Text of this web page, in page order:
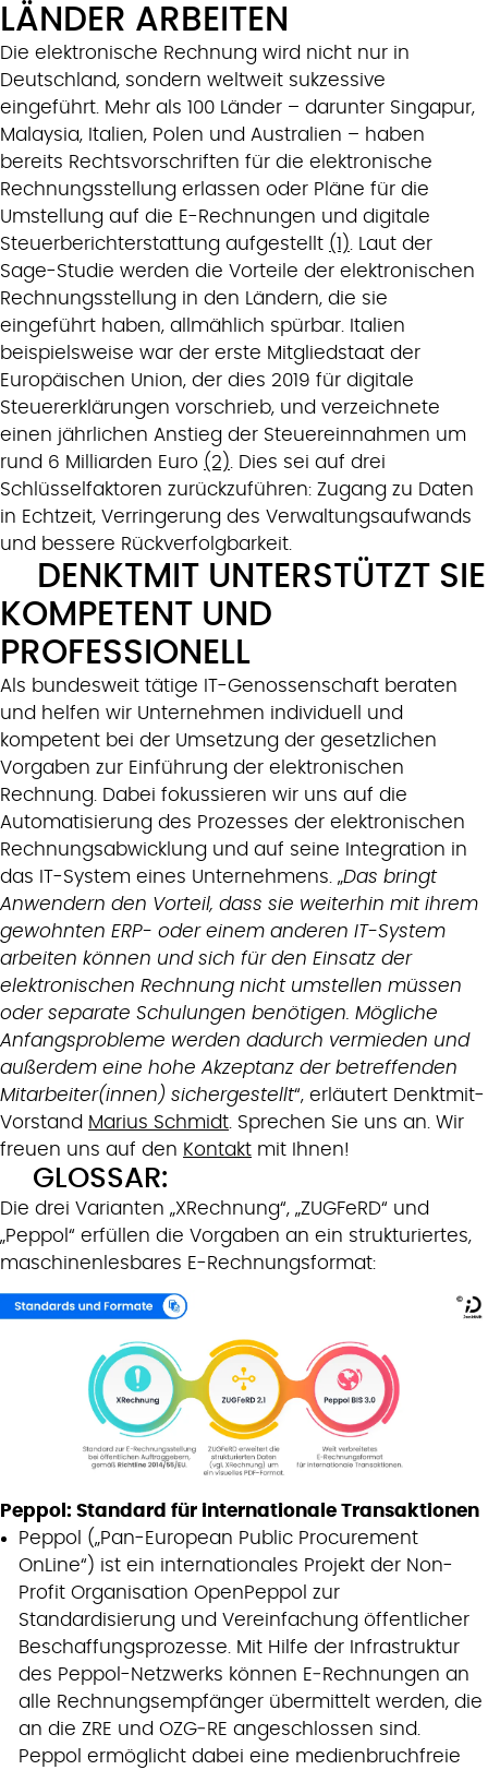
LÄNDER ARBEITEN
Die elektronische Rechnung wird nicht nur in
Deutschland, sondern weltweit sukzessive
eingeführt. Mehr als 100 Länder – darunter Singapur,
Malaysia, Italien, Polen und Australien – haben
bereits Rechtsvorschriften für die elektronische
Rechnungsstellung erlassen oder Pläne für die
Umstellung auf die E-Rechnungen und digitale
Steuerberichterstattung aufgestellt (1) . Laut der
Sage-Studie werden die Vorteile der elektronischen
Rechnungsstellung in den Ländern, die sie
eingeführt haben, allmählich spürbar. Italien
beispielsweise war der erste Mitgliedstaat der
Europäischen Union, der dies 2019 für digitale
Steuererklärungen vorschrieb, und verzeichnete
einen jährlichen Anstieg der Steuereinnahmen um
rund 6 Milliarden Euro (2) . Dies sei auf drei
Schlüsselfaktoren zurückzuführen: Zugang zu Daten
in Echtzeit, Verringerung des Verwaltungsaufwands
und bessere Rückverfolgbarkeit.
DENKTMIT UNTERSTÜTZT SIE
KOMPETENT UND
PROFESSIONELL
Als bundesweit tätige IT-Genossenschaft beraten
und helfen wir Unternehmen individuell und
kompetent bei der Umsetzung der gesetzlichen
Vorgaben zur Einführung der elektronischen
Rechnung. Dabei fokussieren wir uns auf die
Automatisierung des Prozesses der elektronischen
Rechnungsabwicklung und auf seine Integration in
das IT-System eines Unternehmens. „Das bringt
Anwendern den Vorteil, dass sie weiterhin mit ihrem
gewohnten ERP- oder einem anderen IT-System
arbeiten können und sich für den Einsatz der
elektronischen Rechnung nicht umstellen müssen
oder separate Schulungen benötigen. Mögliche
Anfangsprobleme werden dadurch vermieden und
außerdem eine hohe Akzeptanz der betreffenden
Mitarbeiter(innen) sichergestellt“, erläutert Denktmit-
Vorstand Marius Schmidt . Sprechen Sie uns an. Wir
freuen uns auf den Kontakt mit Ihnen!
GLOSSAR:
Die drei Varianten „XRechnung“, „ZUGFeRD“ und
„Peppol“ erfüllen die Vorgaben an ein strukturiertes,
maschinenlesbares E-Rechnungsformat:
Peppol: Standard für internationale Transaktionen
Peppol („Pan-European Public Procurement
OnLine“) ist ein internationales Projekt der Non-
Profit Organisation OpenPeppol zur
Standardisierung und Vereinfachung öffentlicher
Beschaffungsprozesse. Mit Hilfe der Infrastruktur
des Peppol-Netzwerks können E‑Rechnungen an
alle Rechnungsempfänger übermittelt werden, die
an die ZRE und OZG‑RE angeschlossen sind.
Peppol ermöglicht dabei eine medienbruchfreie